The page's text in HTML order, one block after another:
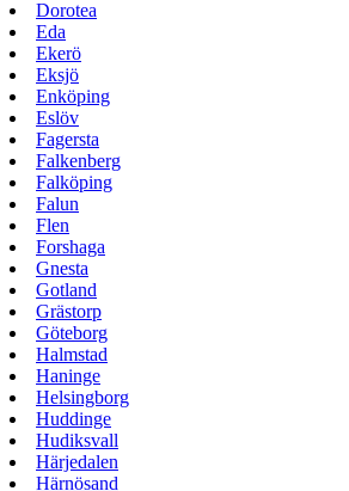
Dorotea
Eda
Ekerö
Eksjö
Enköping
Eslöv
Fagersta
Falkenberg
Falköping
Falun
Flen
Forshaga
Gnesta
Gotland
Grästorp
Göteborg
Halmstad
Haninge
Helsingborg
Huddinge
Hudiksvall
Härjedalen
Härnösand